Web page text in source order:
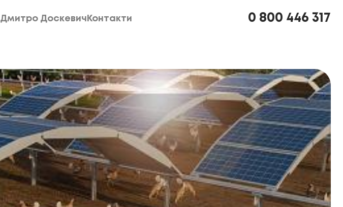
Дмитро Доскевич Контакти
0 800 446 317